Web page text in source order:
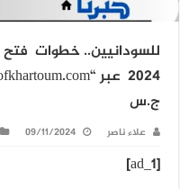
للسودانيين.. خطوات
ج.س
علاء ناصر 09/11/2024
[ad_1]